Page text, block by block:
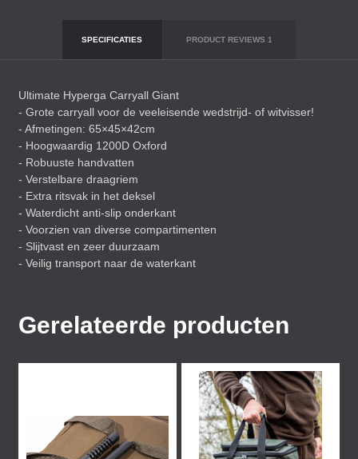
SPECIFICATIES PRODUCT REVIEWS 1
Ultimate Hyperga Carryall Giant
- Grote carryall voor de veeleisende wedstrijd- of witvisser!
- Afmetingen: 65×45×42cm
- Hoogwaardig 1200D Oxford
- Robuuste handvatten
- Verstelbare draagriem
- Extra ritsvak in het deksel
- Waterdicht anti-slip onderkant
- Voorzien van diverse compartimenten
- Slijtvast en zeer duurzaam
- Veilig transport naar de waterkant
Gerelateerde producten